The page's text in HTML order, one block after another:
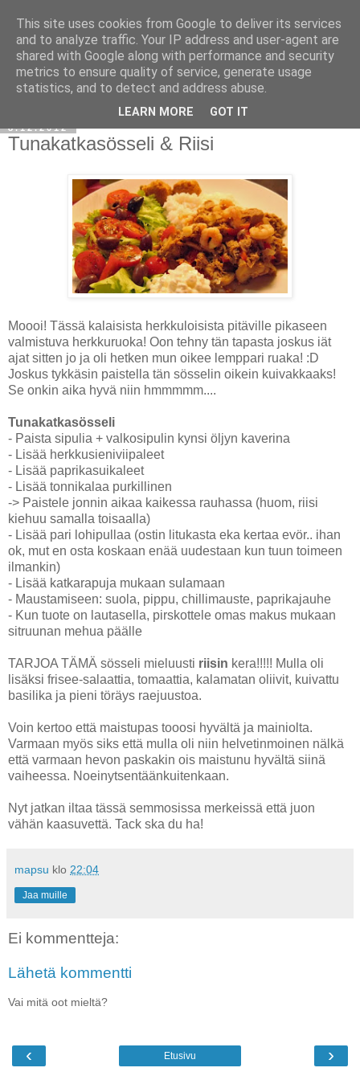
8.12.2012
Tunakatkasösseli & Riisi
Moooi! Tässä kalaisista herkkuloisista pitäville pikaseen
valmistuva herkkuruoka! Oon tehny tän tapasta joskus iät
ajat sitten jo ja oli hetken mun oikee lemppari ruaka! :D
Joskus tykkäsin paistella tän sösselin oikein kuivakkaaks!
Se onkin aika hyvä niin hmmmmm....
Tunakatkasösseli
- Paista sipulia + valkosipulin kynsi öljyn kaverina
- Lisää herkkusieniviipaleet
- Lisää paprikasuikaleet
- Lisää tonnikalaa purkillinen
-> Paistele jonnin aikaa kaikessa rauhassa (huom, riisi
kiehuu samalla toisaalla)
- Lisää pari lohipullaa (ostin litukasta eka kertaa evör.. ihan
ok, mut en osta koskaan enää uudestaan kun tuun toimeen
ilmankin)
- Lisää katkarapuja mukaan sulamaan
- Maustamiseen: suola, pippu, chillimauste, paprikajauhe
- Kun tuote on lautasella, pirskottele omas makus mukaan
sitruunan mehua päälle
TARJOA TÄMÄ sösseli mieluusti riisin kera!!!!! Mulla oli
lisäksi frisee-salaattia, tomaattia, kalamatan oliivit, kuivattu
basilika ja pieni töräys raejuustoa.
Voin kertoo että maistupas tooosi hyvältä ja mainiolta.
Varmaan myös siks että mulla oli niin helvetinmoinen nälkä
että varmaan hevon paskakin ois maistunu hyvältä siinä
vaiheessa. Noeinytsentäänkuitenkaan.
Nyt jatkan iltaa tässä semmosissa merkeissä että juon
vähän kaasuvettä. Tack ska du ha!
mapsu klo 22:04
Jaa muille
Ei kommentteja:
Lähetä kommentti
Vai mitä oot mieltä?
‹ ›
Etusivu
This site uses cookies from Google to deliver its services
and to analyze traffic. Your IP address and user-agent are
shared with Google along with performance and security
metrics to ensure quality of service, generate usage
statistics, and to detect and address abuse.
LEARN MORE GOT IT